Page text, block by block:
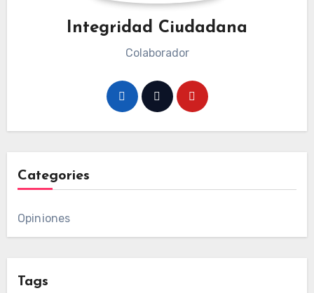
Integridad Ciudadana
Colaborador
Categories
Opiniones
Tags